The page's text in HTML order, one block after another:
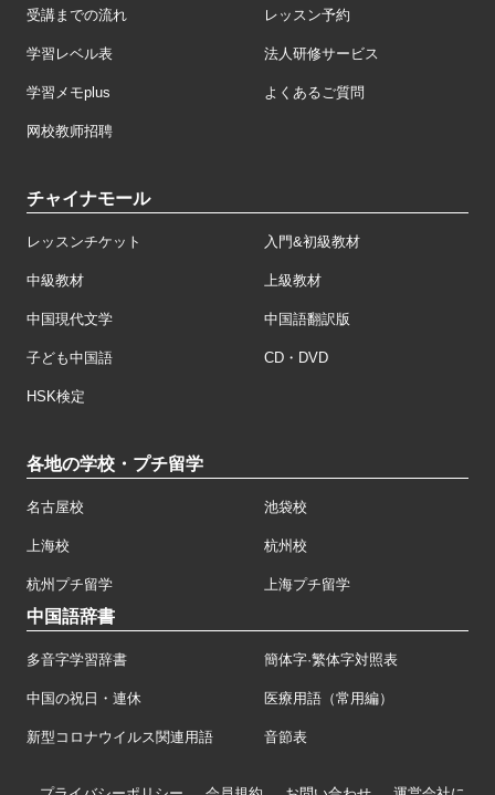
受講までの流れ レッスン予約
学習レベル表 法人研修サービス
学習メモplus よくあるご質問
网校教师招聘
チャイナモール
レッスンチケット 入門&初級教材
中級教材 上級教材
中国現代文学 中国語翻訳版
子ども中国語 CD・DVD
HSK検定
各地の学校・プチ留学
名古屋校 池袋校
上海校 杭州校
杭州プチ留学 上海プチ留学
中国語辞書
多音字学習辞書 簡体字·繁体字対照表
中国の祝日・連休 医療用語（常用編）
新型コロナウイルス関連用語 音節表